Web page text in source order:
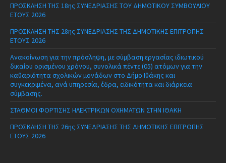
ΠΡΟΣΚΛΗΣΗ ΤΗΣ 18ης ΣΥΝΕΔΡΙΑΣΗΣ ΤΟΥ ΔΗΜΟΤΙΚΟΥ ΣΥΜΒΟΥΛΙΟΥ
ΕΤΟΥΣ 2026
ΠΡΟΣΚΛΗΣΗ ΤΗΣ 28ης ΣΥΝΕΔΡΙΑΣΗΣ ΤΗΣ ΔΗΜΟΤΙΚΗΣ ΕΠΙΤΡΟΠΗΣ
ΕΤΟΥΣ 2026
Ανακοίνωση για την πρόσληψη, με σύμβαση εργασίας ιδιωτικού
δικαίου ορισμένου χρόνου, συνολικά πέντε (05) ατόμων για την
καθαριότητα σχολικών μονάδων στο Δήμο Ιθάκης και
συγκεκριμένα, ανά υπηρεσία, έδρα, ειδικότητα και διάρκεια
σύμβασης.
ΣΤΑΘΜΟΙ ΦΟΡΤΙΣΗΣ ΗΛΕΚΤΡΙΚΩΝ ΟΧΗΜΑΤΩΝ ΣΤΗΝ ΙΘΑΚΗ
ΠΡΟΣΚΛΗΣΗ ΤΗΣ 26ης ΣΥΝΕΔΡΙΑΣΗΣ ΤΗΣ ΔΗΜΟΤΙΚΗΣ ΕΠΙΤΡΟΠΗΣ
ΕΤΟΥΣ 2026